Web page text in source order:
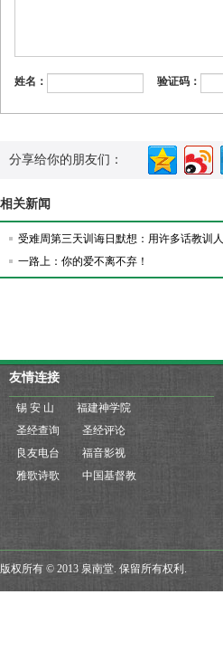
姓名： 验证码：
分享给你的朋友们：
相关新闻
受难周第三天训诲日默想：用许多话教训人
一路上：你的爱不离不弃！
友情连接
锡 安 山
福建神学院
圣经查询
圣经评论
良友电台
福音影视
雅歌诗歌
中国基督教
版权所有 © 2013 泉南堂. 保留所有权利.